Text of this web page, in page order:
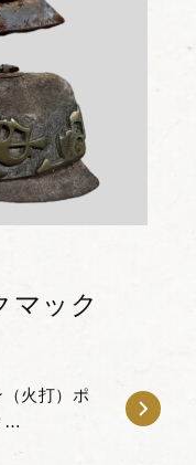
マック
火打）ポ
きました。